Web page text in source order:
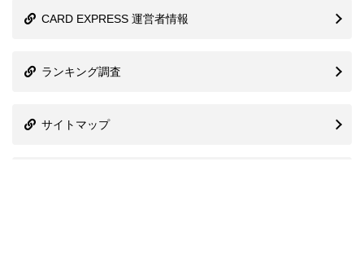
CARD EXPRESS 運営者情報
ランキング調査
サイトマップ